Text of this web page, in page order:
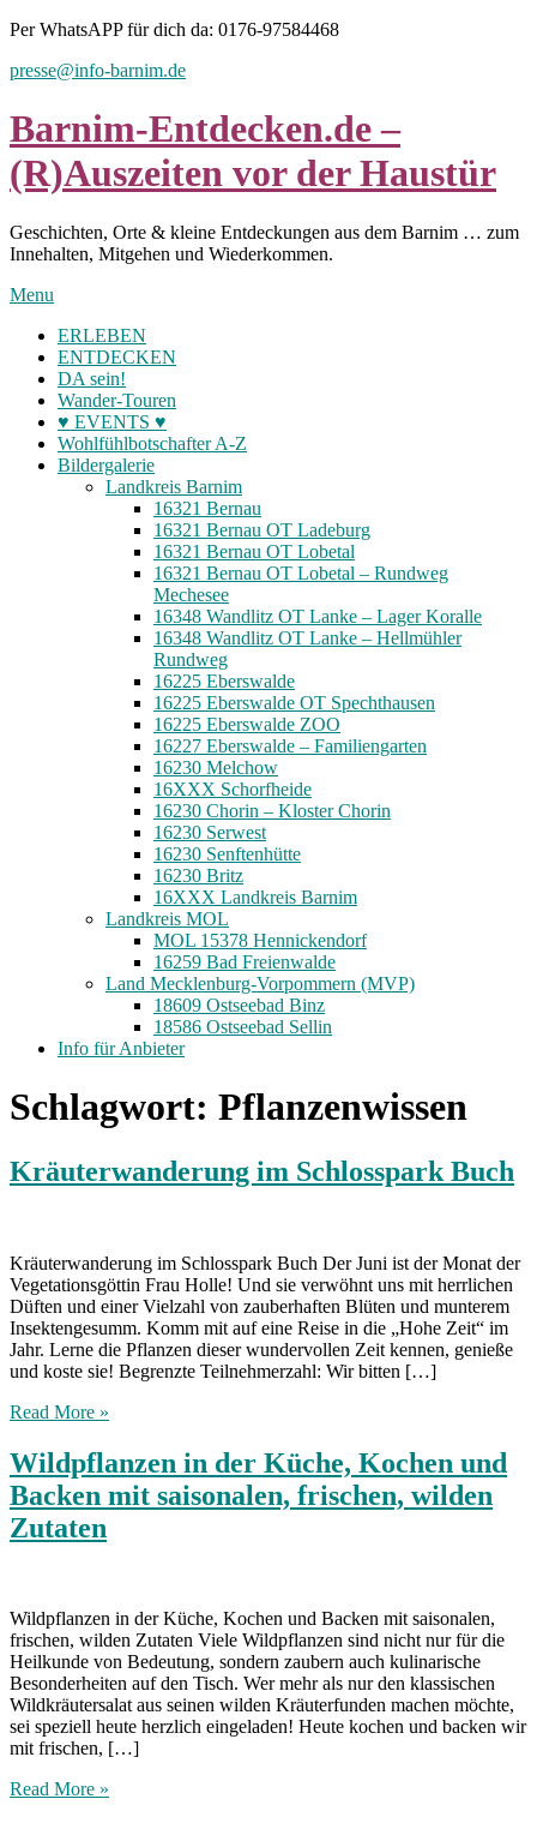
Skip
content
Per WhatsAPP für dich da: 0176-97584468
presse@info-barnim.de
Barnim-Entdecken.de –
(R)Auszeiten vor der Haustür
Geschichten, Orte & kleine Entdeckungen aus dem Barnim … zum
Innehalten, Mitgehen und Wiederkommen.
Menu
ERLEBEN
ENTDECKEN
DA sein!
Wander-Touren
♥ EVENTS ♥
Wohlfühlbotschafter A-Z
Bildergalerie
Landkreis Barnim
16321 Bernau
16321 Bernau OT Ladeburg
16321 Bernau OT Lobetal
16321 Bernau OT Lobetal – Rundweg
Mechesee
16348 Wandlitz OT Lanke – Lager Koralle
16348 Wandlitz OT Lanke – Hellmühler
Rundweg
16225 Eberswalde
16225 Eberswalde OT Spechthausen
16225 Eberswalde ZOO
16227 Eberswalde – Familiengarten
16230 Melchow
16XXX Schorfheide
16230 Chorin – Kloster Chorin
16230 Serwest
16230 Senftenhütte
16230 Britz
16XXX Landkreis Barnim
Landkreis MOL
MOL 15378 Hennickendorf
16259 Bad Freienwalde
Land Mecklenburg-Vorpommern (MVP)
18609 Ostseebad Binz
18586 Ostseebad Sellin
Info für Anbieter
Schlagwort: Pflanzenwissen
Kräuterwanderung im Schlosspark Buch
Kräuterwanderung im Schlosspark Buch Der Juni ist der Monat der
Vegetationsgöttin Frau Holle! Und sie verwöhnt uns mit herrlichen
Düften und einer Vielzahl von zauberhaften Blüten und munterem
Insektengesumm. Komm mit auf eine Reise in die „Hohe Zeit“ im
Jahr. Lerne die Pflanzen dieser wundervollen Zeit kennen, genieße
und koste sie! Begrenzte Teilnehmerzahl: Wir bitten […]
Read More »
Wildpflanzen in der Küche, Kochen und
Backen mit saisonalen, frischen, wilden
Zutaten
Wildpflanzen in der Küche, Kochen und Backen mit saisonalen,
frischen, wilden Zutaten Viele Wildpflanzen sind nicht nur für die
Heilkunde von Bedeutung, sondern zaubern auch kulinarische
Besonderheiten auf den Tisch. Wer mehr als nur den klassischen
Wildkräutersalat aus seinen wilden Kräuterfunden machen möchte,
sei speziell heute herzlich eingeladen! Heute kochen und backen wir
mit frischen, […]
Read More »